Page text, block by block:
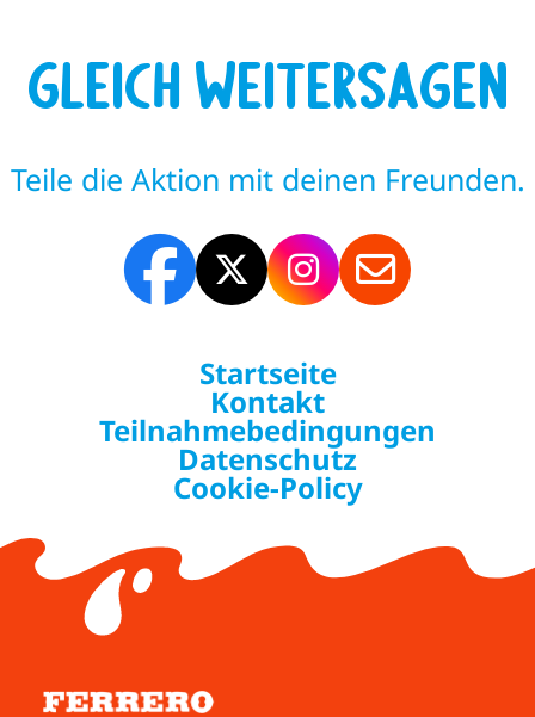
Gleich weitersagen
Teile die Aktion mit deinen Freunden.
Startseite
Kontakt
Teilnahmebedingungen
Datenschutz
Cookie-Policy